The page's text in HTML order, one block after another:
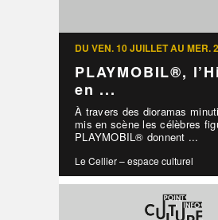
DU VEN. 10 JUILLET AU MER.
PLAYMOBIL®,
en ...
À travers des dioramas
mis en scène les célèbres
PLAYMOBIL® donnent ...
Le Cellier – espace culturel